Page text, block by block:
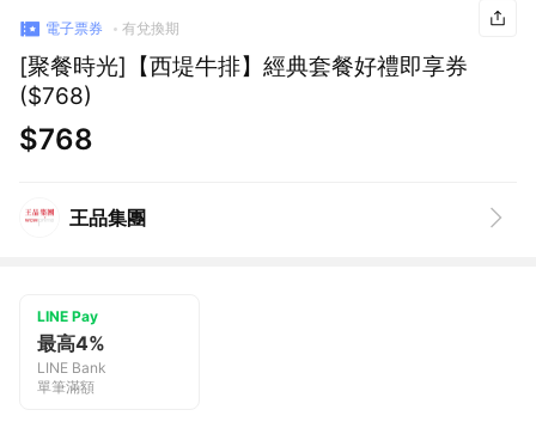
電子票券 有兌換期
[聚餐時光]【西堤牛排】經典套餐好禮即享券
($768)
$768
王品集團
LINE Pay
最高4%
LINE Bank
單筆滿額